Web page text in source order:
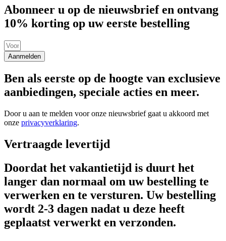
Abonneer u op de nieuwsbrief en ontvang
10% korting op uw eerste bestelling
Aanmelden
Ben als eerste op de hoogte van exclusieve
aanbiedingen, speciale acties en meer.
Door u aan te melden voor onze nieuwsbrief gaat u akkoord met
onze privacyverklaring.
Vertraagde levertijd
Doordat het vakantietijd is duurt het
langer dan normaal om uw bestelling te
verwerken en te versturen. Uw bestelling
wordt 2-3 dagen nadat u deze heeft
geplaatst verwerkt en verzonden.